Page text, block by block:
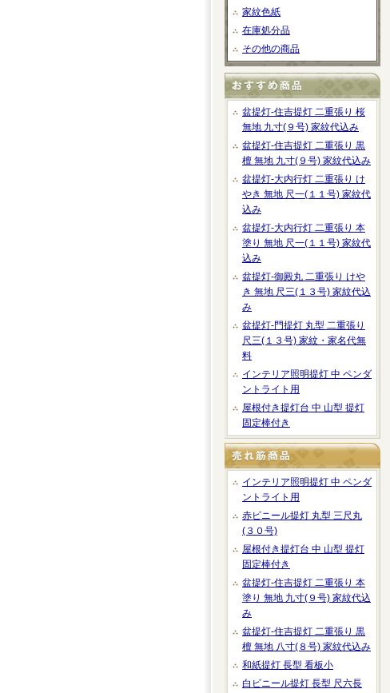
家紋色紙
在庫処分品
その他の商品
盆提灯-住吉提灯 二重張り 桜
無地 九寸(９号) 家紋代込み
盆提灯-住吉提灯 二重張り 黒
檀 無地 九寸(９号) 家紋代込み
盆提灯-大内行灯 二重張り け
やき 無地 尺一(１１号) 家紋代
込み
盆提灯-大内行灯 二重張り 本
塗り 無地 尺一(１１号) 家紋代
込み
盆提灯-御殿丸 二重張り けや
き 無地 尺三(１３号) 家紋代込
み
盆提灯-門提灯 丸型 二重張り
尺三(１３号) 家紋・家名代無
料
インテリア照明提灯 中 ペンダ
ントライト用
屋根付き提灯台 中 山型 提灯
固定棒付き
インテリア照明提灯 中 ペンダ
ントライト用
赤ビニール提灯 丸型 三尺丸
(３０号)
屋根付き提灯台 中 山型 提灯
固定棒付き
盆提灯-住吉提灯 二重張り 本
塗り 無地 九寸(９号) 家紋代込
み
盆提灯-住吉提灯 二重張り 黒
檀 無地 八寸(８号) 家紋代込み
和紙提灯 長型 看板小
白ビニール提灯 長型 尺六長